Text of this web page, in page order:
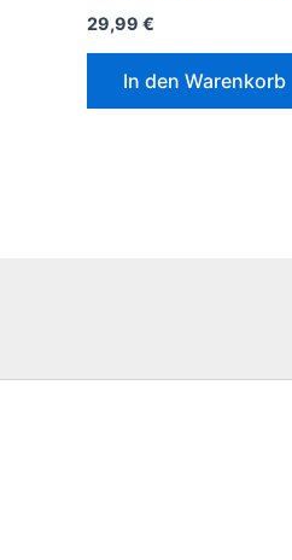
29,99 €
In den Warenkorb